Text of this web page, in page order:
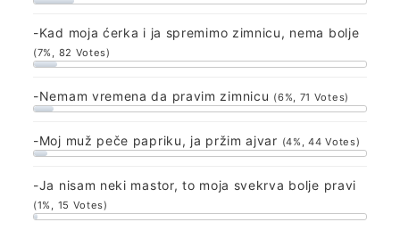
-Kad moja ćerka i ja spremimo zimnicu, nema bolje
(7%, 82 Votes)
-Nemam vremena da pravim zimnicu (6%, 71 Votes)
-Moj muž peče papriku, ja pržim ajvar (4%, 44 Votes)
-Ja nisam neki mastor, to moja svekrva bolje pravi
(1%, 15 Votes)